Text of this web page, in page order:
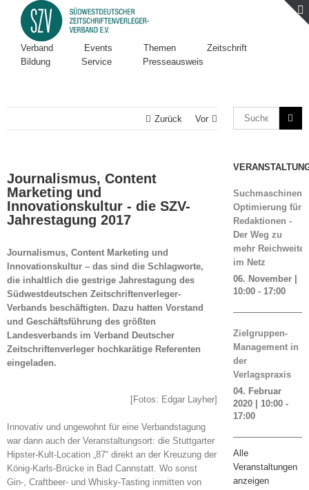
Verband Events Themen
Zeitschrift
Bildung
Service Presseausweis
Zurück Vor
Journalismus, Content
Marketing und
Innovationskultur - die SZV-
Jahrestagung 2017
Journalismus, Content Marketing und
Innovationskultur – das sind die Schlagworte,
die inhaltlich die gestrige Jahrestagung des
Südwestdeutschen Zeitschriftenverleger-
Verbands beschäftigten. Dazu hatten Vorstand
und Geschäftsführung des größten
Landesverbands im Verband Deutscher
Zeitschriftenverleger hochkarätige Referenten
eingeladen.
[Fotos: Edgar Layher]
Innovativ und ungewohnt für eine Verbandstagung
war dann auch der Veranstaltungsort: die Stuttgarter
Hipster-Kult-Location „87“ direkt an der Kreuzung der
König-Karls-Brücke in Bad Cannstatt. Wo sonst
Gin-, Craftbeer- und Whisky-Tasting inmitten von
Suchmaschinen-
Optimierung für
Redaktionen -
Der Weg zu
mehr Reichweite
im Netz
06. November |
10:00- 17:00
Zielgruppen-
Management in
der
Verlagspraxis
04. Februar
2020 | 10:00-
17:00
Alle
Veranstaltungen
anzeigen